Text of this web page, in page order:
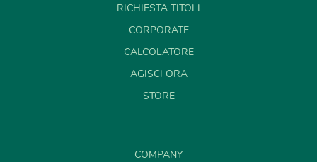
RICHIESTA TITOLI
CORPORATE
CALCOLATORE
AGISCI ORA
STORE
COMPANY